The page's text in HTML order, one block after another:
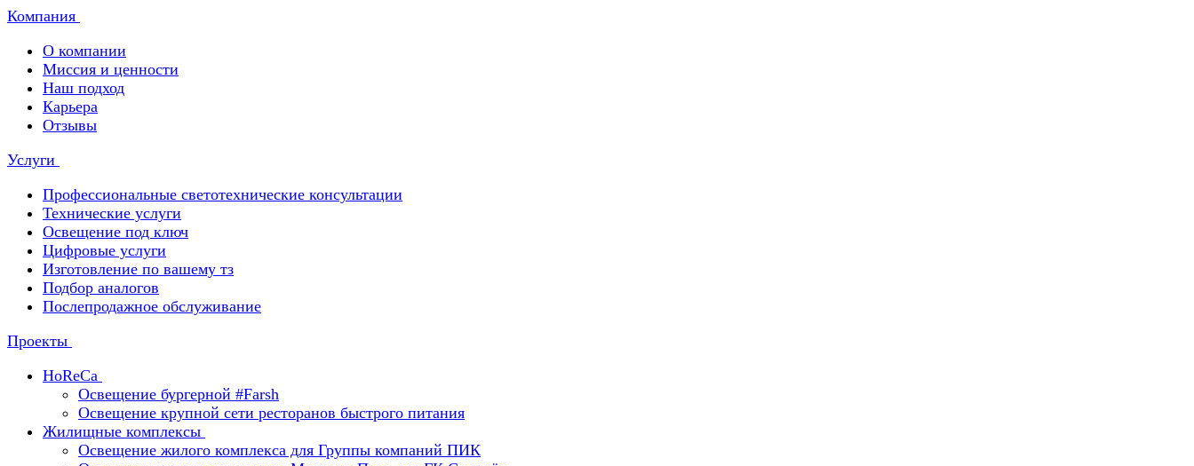
Компания
О компании
Миссия и ценности
Наш подход
Карьера
Отзывы
Услуги
Профессиональные светотехнические консультации
Технические услуги
Освещение под ключ
Цифровые услуги
Изготовление по вашему тз
Подбор аналогов
Послепродажное обслуживание
Проекты
HoReCa
Освещение бургерной #Farsh
Освещение крупной сети ресторанов быстрого питания
Жилищные комплексы
Освещение жилого комплекса для Группы компаний ПИК